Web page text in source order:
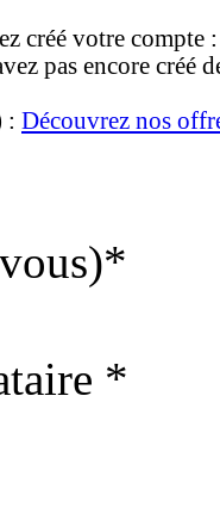
créé votre compte
pas encore créé
: Découvrez nos
*
*